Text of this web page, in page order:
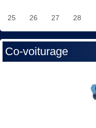
25 26 27 28
Co-voiturage